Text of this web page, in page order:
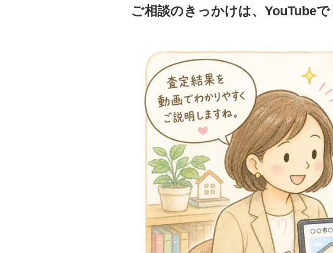
ご相談のきっかけは、YouTubeで